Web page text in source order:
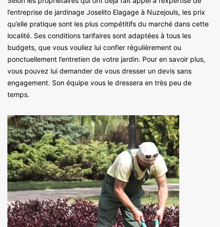
l’entreprise de jardinage Joselito Elagage à Nuzejouls, les prix
qu’elle pratique sont les plus compétitifs du marché dans cette
localité. Ses conditions tarifaires sont adaptées à tous les
budgets, que vous vouliez lui confier régulièrement ou
ponctuellement l’entretien de votre jardin. Pour en savoir plus,
vous pouvez lui demander de vous dresser un devis sans
engagement. Son équipe vous le dressera en très peu de
temps.